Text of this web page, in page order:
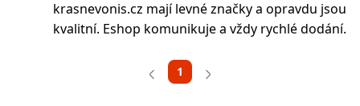
krasnevonis.cz mají levné značky a opravdu jsou
kvalitní. Eshop komunikuje a vždy rychlé dodání.
1